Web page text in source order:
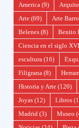
America (9)
Arte (69) Arte
Belenes (8) Benito
Ciencia en el siglo
escultura (16)
Filigrana (8)
Historia y Arte (120)
Joyas (12) Libros
Madrid (3) Museo